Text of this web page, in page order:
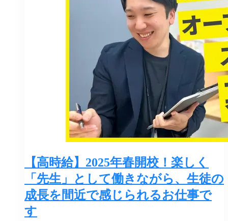
【高時給】2025年春開校！楽しく
「先生」として働きながら、生徒の
成長を間近で感じられるお仕事で
す